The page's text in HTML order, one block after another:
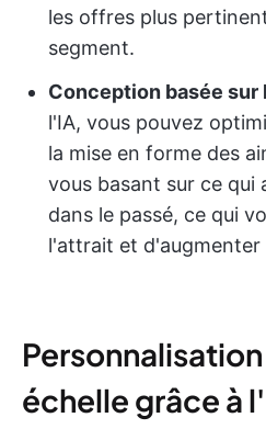
les offres plus
segment.
Conception basée sur
l'IA, vous pouvez
la mise en forme des
vous basant sur ce qui
dans le passé, ce qui
l'attrait et
échelle grâce à